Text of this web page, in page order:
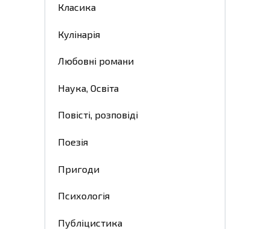
Класика
Кулінарія
Любовні романи
Наука, Освіта
Повісті, розповіді
Поезія
Пригоди
Психологія
Публіцистика